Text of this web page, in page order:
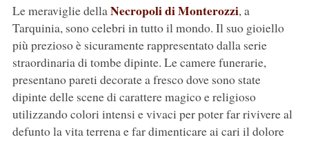
Le meraviglie dellaNecropoli di Monterozzi, a
Tarquinia, sono celebri in tutto il mondo. Il suo gioiello
più prezioso è sicuramente rappresentato dalla serie
straordinaria di tombe dipinte. Le camere funerarie,
presentano pareti decorate a fresco dove sono state
dipinte delle scene di carattere magico e religioso
utilizzando colori intensi e vivaci per poter far rivivere al
defunto la vita terrena e far dimenticare ai cari il dolore